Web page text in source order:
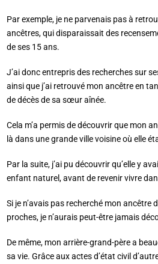
Par exemple, je ne parvenais pas à
ancêtres, qui disparaissait des
de ses 15 ans.
J’ai donc entrepris des recherches sur
ainsi que j’ai retrouvé mon ancêtre en
de décès de sa sœur aînée.
Cela m’a permis de découvrir que mon
là dans une grande ville voisine où elle
Par la suite, j’ai pu découvrir qu’elle y
enfant naturel, avant de revenir vivre
Si je n’avais pas recherché mon ancêtre
proches, je n’aurais peut-être jamais
De même, mon arrière-grand-père a
sa vie. Grâce aux actes d’état civil